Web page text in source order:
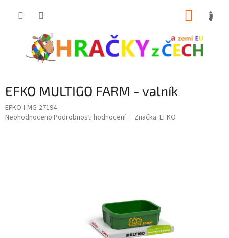
EFKO MULTIGO FARM - valník
EFKO-I-MG-27194
Průměrné
Neohodnoceno Podrobnosti hodnocení Značka: EFKO